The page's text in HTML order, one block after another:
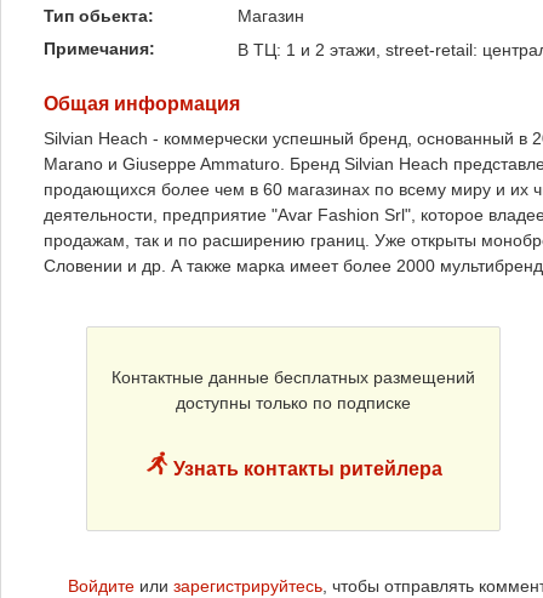
Тип обьекта:
Магазин
Примечания:
В ТЦ: 1 и 2 этажи, street-retail:
Общая информация
Silvian Heach - коммерчески успешный бренд, основанный в
Marano и Giuseppe Ammaturo. Бренд Silvian Heach
продающихся более чем в 60 магазинах по всему миру и их
деятельности, предприятие "Avar Fashion Srl", которое
продажам, так и по расширению границ. Уже открыты
Словении и др. А также марка имеет более 2000
Контактные данные бесплатных размещений
доступны только по подписке
Узнать контакты ритейлера
Войдите или зарегистрируйтесь, чтобы отправлять